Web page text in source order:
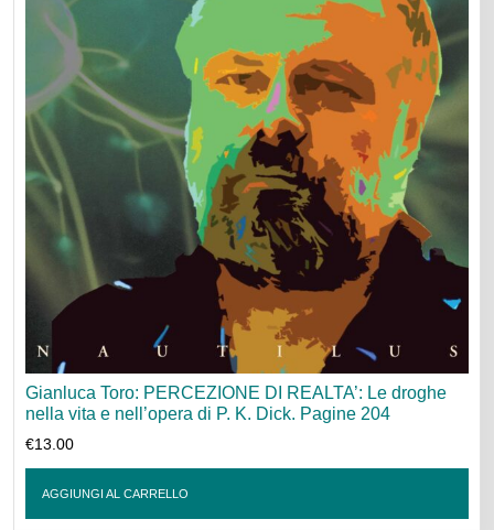
Gianluca Toro: PERCEZIONE DI REALTA’: Le droghe
nella vita e nell’opera di P. K. Dick. Pagine 204
€13.00
AGGIUNGI AL CARRELLO